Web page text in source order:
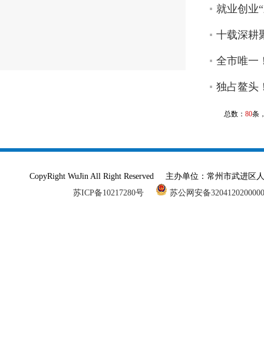
就业创业
十载深耕
全市唯一
独占鳌头
总数： 80条
CopyRight WuJin All Right Reserved 主办单位：常州市武进
苏ICP备10217280号
苏公网安备